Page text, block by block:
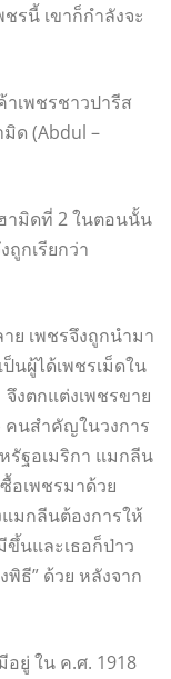
รนี้ เขาก็กำลังจะ
เพชรชาวปารีส
ด (Abdul –
ามิดที่ 2 ในตอนนั้น
กเรียกว่า
เพชรจึงถูกนำมา
นผู้ได้เพชรเม็ดใน
จึงตกแต่งเพชรขาย
คนสำคัญในวงการ
รัฐอเมริกา แมกลีน
อเพชรมาด้วย
มกลีนต้องการให้
นและเธอก็ป่าว
ธี” ด้วย หลังจาก
ยู่ ใน ค.ศ. 1918